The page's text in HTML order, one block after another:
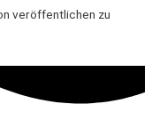
veröffentlichen zu